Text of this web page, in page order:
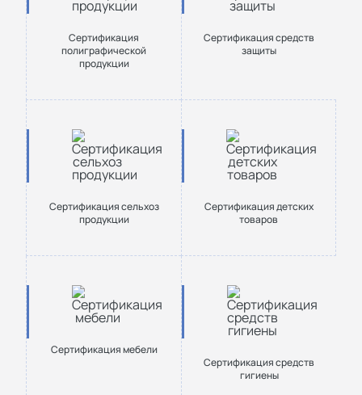
Сертификация
полиграфической
продукции
Сертификация средств
защиты
Сертификация сельхоз
продукции
Сертификация детских
товаров
Сертификация мебели
Сертификация средств
гигиены